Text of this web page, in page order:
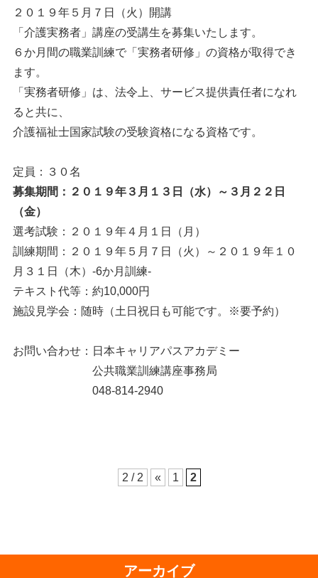
２０１９年５月７日（火）開講
「介護実務者」講座の受講生を募集いたします。
６か月間の職業訓練で「実務者研修」の資格が取得でき
ます。
「実務者研修」は、法令上、サービス提供責任者になれ
ると共に、
介護福祉士国家試験の受験資格になる資格です。
定員：３０名
募集期間：２０１９年３月１３日（水）～３月２２日
（金）
選考試験：２０１９年４月１日（月）
訓練期間：２０１９年５月７日（火）～２０１９年１０
月３１日（木）-6か月訓練-
テキスト代等：約10,000円
施設見学会：随時（土日祝日も可能です。※要予約）
お問い合わせ：日本キャリアパスアカデミー
公共職業訓練講座事務局
048-814-2940
2 / 2 « 1 2
アーカイブ